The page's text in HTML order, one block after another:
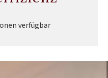
verfügbar